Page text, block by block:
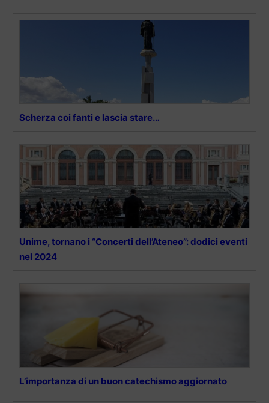
Scherza coi fanti e lascia stare…
Unime, tornano i “Concerti dell’Ateneo”: dodici eventi
nel 2024
L’importanza di un buon catechismo aggiornato